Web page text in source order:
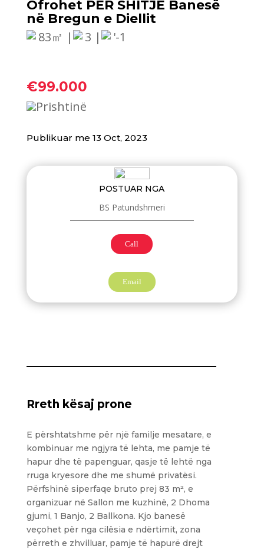
Ofrohet PËR SHITJE Banesë
në Bregun e Diellit
83㎡ |
3 | '-1
€99.000
Prishtinë
Publikuar me 13 Oct, 2023
POSTUAR NGA
BS Patundshmeri
Call
Email
Rreth kësaj prone
E përshtatshme për një familje mesatare, e
kombinuar me ngjyra të lehta, me pamje të
hapur dhe të papenguar, qasje të lehtë nga
rruga kryesore dhe me shumë privatësi.
Përfshinë siperfaqe bruto prej 83 m², e
organizuar në Sallon me kuzhinë, 2 Dhoma
gjumi, 1 Banjo, 2 Ballkona. Kjo banesë
veçohet për nga cilësia e ndërtimit, zona
përreth e zhvilluar, pamje të hapurë drejt